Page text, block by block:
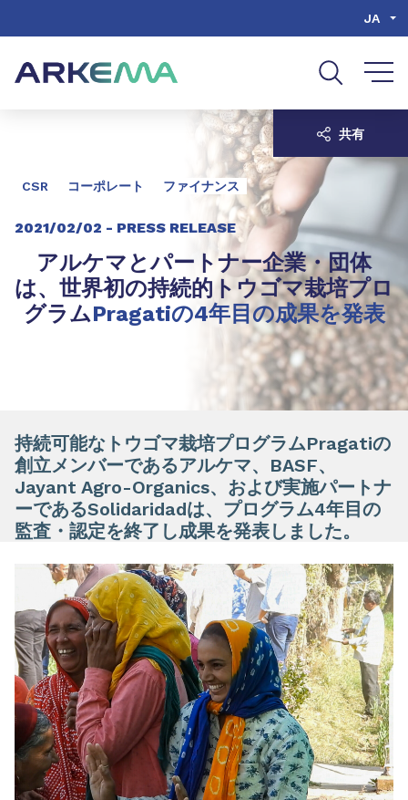
JA
CSR コーポレート ファイナンス
2021/02/02 - PRESS RELEASE
アルケマとパートナー企業・団体
は、世界初の持続的トウゴマ栽培プロ
グラムPragatiの4年目の成果を発表
共有
持続可能なトウゴマ栽培プログラムPragatiの
創立メンバーであるアルケマ、BASF、
Jayant Agro-Organics、および実施パートナ
ーであるSolidaridadは、プログラム4年目の
監査・認定を終了し成果を発表しました。